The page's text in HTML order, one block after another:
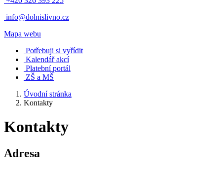
info@dolnislivno.cz
Mapa webu
Potřebuji si vyřídit
Kalendář akcí
Platební portál
ZŠ a MŠ
Úvodní stránka
Kontakty
Kontakty
Adresa